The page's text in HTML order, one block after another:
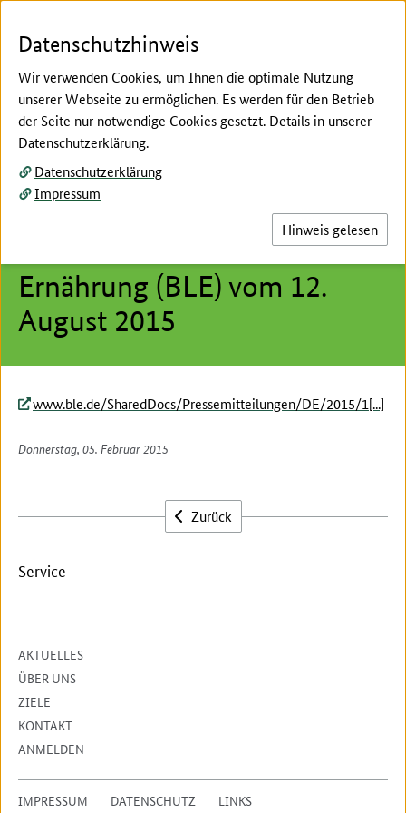
Menü
Hier beginnt der Hauptinhalt dieser Seite
Pressemitteilung der
Ernährung (BLE) vom 12.
August 2015
www.ble.de/SharedDocs/Pressemitteilungen/DE/2015/1[...]
Donnerstag, 05. Februar 2015
Zurück
Service
AKTUELLES
ÜBER UNS
ZIELE
KONTAKT
ANMELDEN
IMPRESSUM DATENSCHUTZ LINKS
Datenschutzhinweis
Wir verwenden Cookies, um Ihnen die optimale Nutzung
unserer Webseite zu ermöglichen. Es werden für den Betrieb
der Seite nur notwendige Cookies gesetzt. Details in unserer
Datenschutzerklärung.
Datenschutzerklärung
Impressum
Hinweis gelesen